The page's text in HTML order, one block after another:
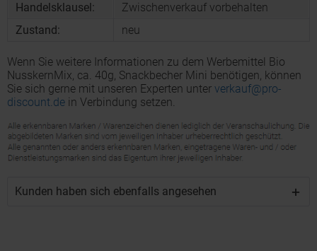
Handelsklausel:
Zwischenverkauf vorbehalten
Zustand:
neu
Wenn Sie weitere Informationen zu dem Werbemittel Bio
NusskernMix, ca. 40g, Snackbecher Mini benötigen, können
Sie sich gerne mit unseren Experten unter verkauf@pro-
discount.de in Verbindung setzen.
Kunden haben sich ebenfalls angesehen